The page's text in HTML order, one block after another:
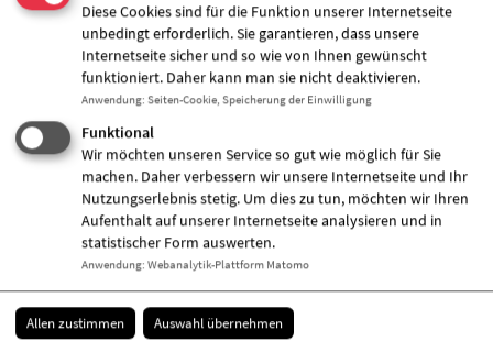
AWO-Kontakt- und Beratungsstelle /
Teilhabezentrum "Zum Treppchen"
Präsidentenstraße 44
16816 Neuruppin
03391 651905
03391 651904
[E-Mail anzeigen]
Diese Cookies sind für die Funktion unserer Internetseite
unbedingt erforderlich. Sie garantieren, dass unsere
Internetseite sicher und so wie von Ihnen gewünscht
funktioniert. Daher kann man sie nicht deaktivieren.
Anwendung: Seiten-Cookie, Speicherung der Einwilligung
Funktional
Wir möchten unseren Service so gut wie möglich für Sie
machen. Daher verbessern wir unsere Internetseite und Ihr
Nutzungserlebnis stetig. Um dies zu tun, möchten wir Ihren
Aufenthalt auf unserer Internetseite analysieren und in
statistischer Form auswerten.
Anwendung: Webanalytik-Plattform Matomo
Allen zustimmen Auswahl übernehmen